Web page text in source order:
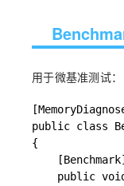
用于微基准测试：
public class
{
[Benchmark]
public void